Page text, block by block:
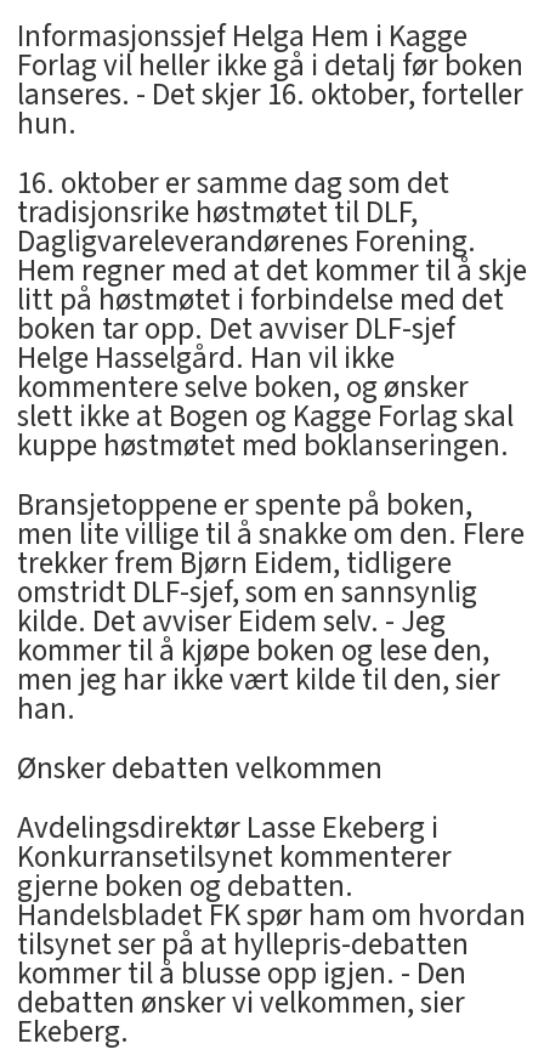
Informasjonssjef Helga Hem i Kagge
Forlag vil heller ikke gå i detalj før boken
lanseres. - Det skjer 16. oktober, forteller
hun.
16. oktober er samme dag som det
tradisjonsrike høstmøtet til DLF,
Dagligvareleverandørenes Forening.
Hem regner med at det kommer til å skje
litt på høstmøtet i forbindelse med det
boken tar opp. Det avviser DLF-sjef
Helge Hasselgård. Han vil ikke
kommentere selve boken, og ønsker
slett ikke at Bogen og Kagge Forlag skal
kuppe høstmøtet med boklanseringen.
Bransjetoppene er spente på boken,
men lite villige til å snakke om den. Flere
trekker frem Bjørn Eidem, tidligere
omstridt DLF-sjef, som en sannsynlig
kilde. Det avviser Eidem selv. - Jeg
kommer til å kjøpe boken og lese den,
men jeg har ikke vært kilde til den, sier
han.
Ønsker debatten velkommen
Avdelingsdirektør Lasse Ekeberg i
Konkurransetilsynet kommenterer
gjerne boken og debatten.
Handelsbladet FK spør ham om hvordan
tilsynet ser på at hyllepris-debatten
kommer til å blusse opp igjen. - Den
debatten ønsker vi velkommen, sier
Ekeberg.